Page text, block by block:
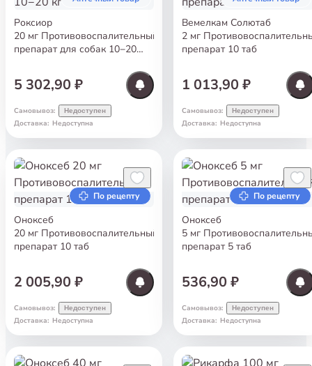
Роксиор
20 мг Противовоспалительный
препарат для собак 10−20
5 302,90 ₽
Самовывоз: Недоступен
Доставка: Недоступна
Вемелкам Солютаб
2 мг
препарат 10 таб
1 013,90 ₽
Самовывоз: Недоступен
Доставка: Недоступна
По рецепту
Оноксеб
20 мг Противовоспалительный
препарат 10 таб
2 005,90 ₽
Самовывоз: Недоступен
Доставка: Недоступна
По рецепту
Оноксеб
5 мг
препарат 5 таб
536,90 ₽
Самовывоз: Недоступен
Доставка: Недоступна